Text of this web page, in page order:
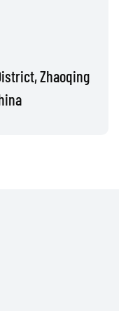
Zhaoqing